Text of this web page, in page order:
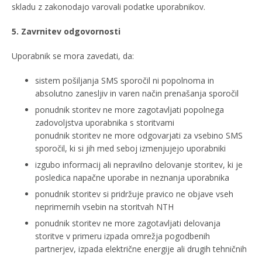
skladu z zakonodajo varovali podatke uporabnikov.
5. Zavrnitev odgovornosti
Uporabnik se mora zavedati, da:
sistem pošiljanja SMS sporočil ni popolnoma in
absolutno zanesljiv in varen način prenašanja sporočil
ponudnik storitev ne more zagotavljati popolnega
zadovoljstva uporabnika s storitvami
ponudnik storitev ne more odgovarjati za vsebino SMS
sporočil, ki si jih med seboj izmenjujejo uporabniki
izgubo informacij ali nepravilno delovanje storitev, ki je
posledica napačne uporabe in neznanja uporabnika
ponudnik storitev si pridržuje pravico ne objave vseh
neprimernih vsebin na storitvah NTH
ponudnik storitev ne more zagotavljati delovanja
storitve v primeru izpada omrežja pogodbenih
partnerjev, izpada električne energije ali drugih tehničnih